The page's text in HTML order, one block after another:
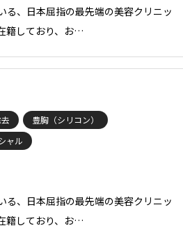
る、日本屈指の最先端の美容クリニッ
籍しており、お…
豊胸（シリコン）
ャル
る、日本屈指の最先端の美容クリニッ
籍しており、お…